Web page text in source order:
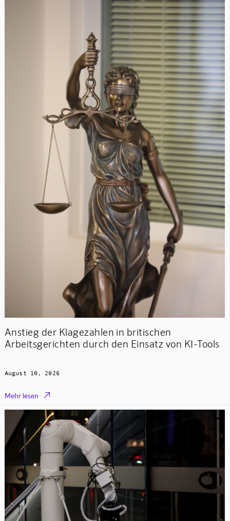
Anstieg der Klagezahlen in britischen
Arbeitsgerichten durch den Einsatz von KI-Tools
August 10, 2026
Mehr lesen 